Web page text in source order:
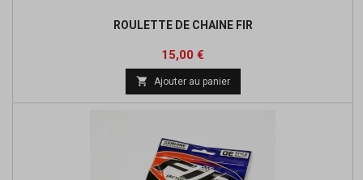
ROULETTE DE CHAINE FIR
Prix
15,00 €
 Ajouter au panier